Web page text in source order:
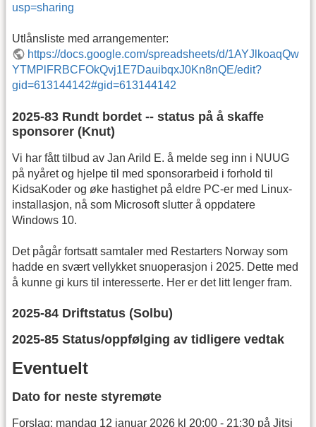
usp=sharing
Utlånsliste med arrangementer:
https://docs.google.com/spreadsheets/d/1AYJlkoaqQw
YTMPlFRBCFOkQvj1E7DauibqxJ0Kn8nQE/edit?
gid=613144142#gid=613144142
2025-83 Rundt bordet -- status på å skaffe
sponsorer (Knut)
Vi har fått tilbud av Jan Arild E. å melde seg inn i NUUG
på nyåret og hjelpe til med sponsorarbeid i forhold til
KidsaKoder og øke hastighet på eldre PC-er med Linux-
installasjon, nå som Microsoft slutter å oppdatere
Windows 10.
Det pågår fortsatt samtaler med Restarters Norway som
hadde en svært vellykket snuoperasjon i 2025. Dette med
å kunne gi kurs til interesserte. Her er det litt lenger fram.
2025-84 Driftstatus (Solbu)
2025-85 Status/oppfølging av tidligere vedtak
Eventuelt
Dato for neste styremøte
Forslag: mandag 12 januar 2026 kl 20:00 - 21:30 på Jitsi